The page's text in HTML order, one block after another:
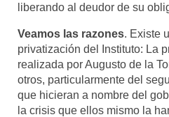
liberando al deudor de su
Veamos las razones. Existe
privatización del Instituto: La
realizada por Augusto de la
otros, particularmente del
que hicieran a nombre del
la crisis que ellos mismo la